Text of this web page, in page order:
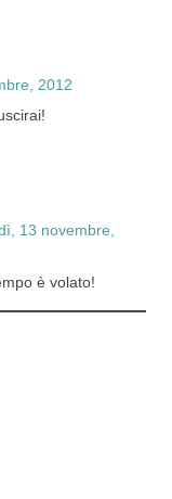
2012
13 novembre,
è volato!